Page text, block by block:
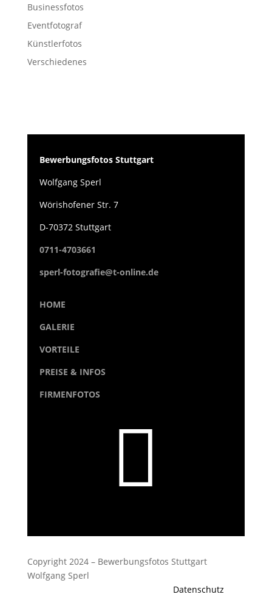
Businessfotos
Eventfotograf
Künstlerfotos
Verschiedenes
Bewerbungsfotos Stuttgart
Wolfgang Sperl
Wörishofener Str. 7
D-70372 Stuttgart
0711-4703661
sperl-fotografie@t-online.de
HOME
GALERIE
VORTEILE
PREISE & INFOS
FIRMENFOTOS

Copyright 2024 – Bewerbungsfotos Stuttgart
Wolfgang Sperl
Datenschutz